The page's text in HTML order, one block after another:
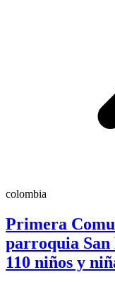
colombia
Primera
parroquia San
110 niños y